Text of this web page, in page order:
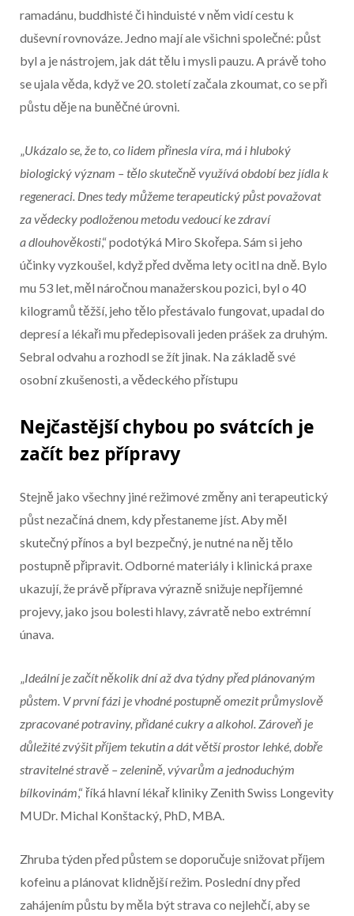
ramadánu, buddhisté či hinduisté v něm vidí cestu k
duševní rovnováze. Jedno mají ale všichni společné: půst
byl a je nástrojem, jak dát tělu i mysli pauzu. A právě toho
se ujala věda, když ve 20. století začala zkoumat, co se při
půstu děje na buněčné úrovni.
„Ukázalo se, že to, co lidem přinesla víra, má i hluboký
biologický význam – tělo skutečně využívá období bez jídla k
regeneraci. Dnes tedy můžeme terapeutický půst považovat
za vědecky podloženou metodu vedoucí ke zdraví
a dlouhověkosti,“ podotýká Miro Skořepa. Sám si jeho
účinky vyzkoušel, když před dvěma lety ocitl na dně. Bylo
mu 53 let, měl náročnou manažerskou pozici, byl o 40
kilogramů těžší, jeho tělo přestávalo fungovat, upadal do
depresí a lékaři mu předepisovali jeden prášek za druhým.
Sebral odvahu a rozhodl se žít jinak. Na základě své
osobní zkušenosti, a vědeckého přístupu
Nejčastější chybou po svátcích je
začít bez přípravy
Stejně jako všechny jiné režimové změny ani terapeutický
půst nezačíná dnem, kdy přestaneme jíst. Aby měl
skutečný přínos a byl bezpečný, je nutné na něj tělo
postupně připravit. Odborné materiály i klinická praxe
ukazují, že právě příprava výrazně snižuje nepříjemné
projevy, jako jsou bolesti hlavy, závratě nebo extrémní
únava.
Ideální je začít několik dní až dva týdny před plánovaným
půstem. V první fázi je vhodné postupně omezit průmyslově
zpracované potraviny, přidané cukry a alkohol. Zároveň je
důležité zvýšit příjem tekutin a dát větší prostor lehké, dobře
stravitelné stravě – zelenině, vývarům a jednoduchým
bílkovinám,“ říká hlavní lékař kliniky Zenith Swiss Longevity
MUDr. Michal Konštacký, PhD, MBA.
Zhruba týden před půstem se doporučuje snižovat příjem
kofeinu a plánovat klidnější režim. Poslední dny před
zahájením půstu by měla být strava co nejlehčí, aby se